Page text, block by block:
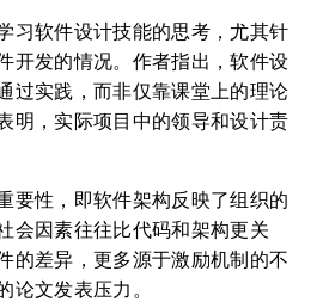
习软件设计技能的思考，尤其针
开发的情况。作者指出，软件设
过实践，而非仅靠课堂上的理论
明，实际项目中的领导和设计责
要性，即软件架构反映了组织的
会因素往往比代码和架构更关
的差异，更多源于激励机制的不
论文发表压力。